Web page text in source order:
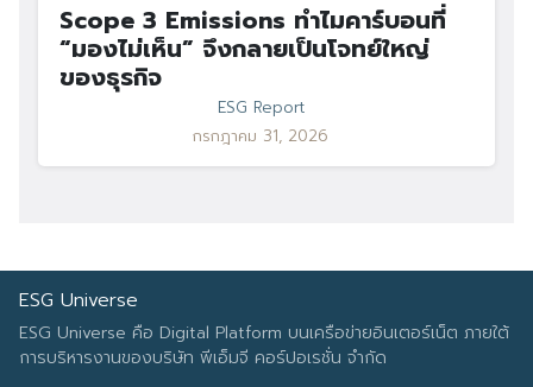
Scope 3 Emissions ทำไมคาร์บอนที่
“มองไม่เห็น” จึงกลายเป็นโจทย์ใหญ่
ของธุรกิจ
ESG Report
กรกฎาคม 31, 2026
ESG Universe
ESG Universe คือ Digital Platform บนเครือข่ายอินเตอร์เน็ต ภายใต้
การบริหารงานของบริษัท พีเอ็มจี คอร์ปอเรชั่น จำกัด